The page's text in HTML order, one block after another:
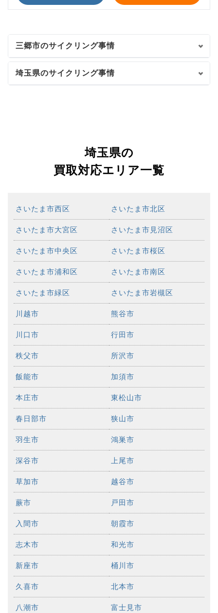
三郷市のサイクリング事情
埼玉県のサイクリング事情
埼玉県の
買取対応エリア一覧
さいたま市西区 さいたま市北区
さいたま市大宮区 さいたま市見沼区
さいたま市中央区 さいたま市桜区
さいたま市浦和区 さいたま市南区
さいたま市緑区 さいたま市岩槻区
川越市 熊谷市
川口市 行田市
秩父市 所沢市
飯能市 加須市
本庄市 東松山市
春日部市 狭山市
羽生市 鴻巣市
深谷市 上尾市
草加市 越谷市
蕨市 戸田市
入間市 朝霞市
志木市 和光市
新座市 桶川市
久喜市 北本市
八潮市 富士見市